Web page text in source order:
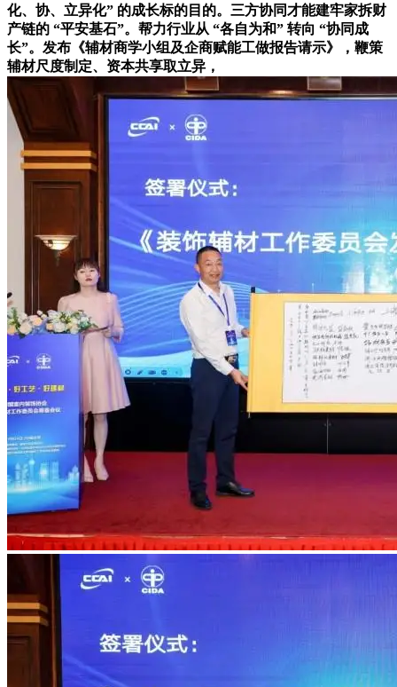
化、协、立异化” 的成长标的目的。三方协同才能建牢家拆财
产链的 “平安基石”。帮力行业从 “各自为和” 转向 “协同成
长”。发布《辅材商学小组及企商赋能工做报告请示》，鞭策
辅材尺度制定、资本共享取立异，